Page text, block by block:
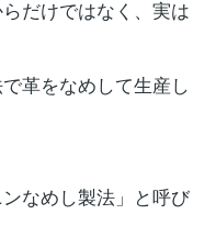
だけではなく、実は
革をなめして生産し
なめし製法」と呼び